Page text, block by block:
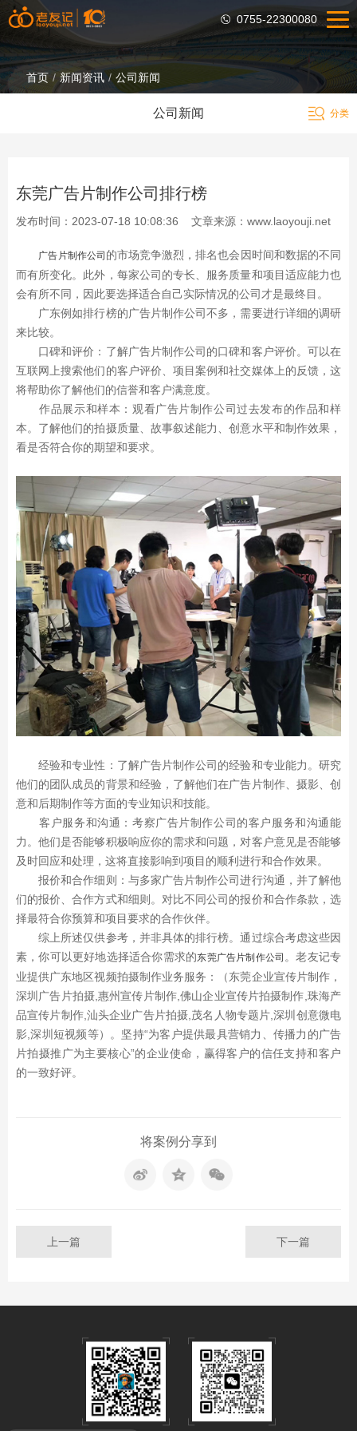
0755-22300080
首页 / 新闻资讯 / 公司新闻
公司新闻
东莞广告片制作公司排行榜
发布时间：2023-07-18 10:08:36 文章来源：www.laoyouji.net
广告片制作公司 的市场竞争激烈，排名也会因时间和数据的不同
而有所变化。此外，每家公司的专长、服务质量和项目适应能力也
会有所不同，因此要选择适合自己实际情况的公司才是最终目。
广东例如排行榜的广告片制作公司不多，需要进行详细的调研
来比较。
口碑和评价：了解广告片制作公司的口碑和客户评价。可以在
互联网上搜索他们的客户评价、项目案例和社交媒体上的反馈，这
将帮助你了解他们的信誉和客户满意度。
作品展示和样本：观看广告片制作公司过去发布的作品和样
本。了解他们的拍摄质量、故事叙述能力、创意水平和制作效果，
看是否符合你的期望和要求。
经验和专业性：了解广告片制作公司的经验和专业能力。研究
他们的团队成员的背景和经验，了解他们在广告片制作、摄影、创
意和后期制作等方面的专业知识和技能。
客户服务和沟通：考察广告片制作公司的客户服务和沟通能
力。他们是否能够积极响应你的需求和问题，对客户意见是否能够
及时回应和处理，这将直接影响到项目的顺利进行和合作效果。
报价和合作细则：与多家广告片制作公司进行沟通，并了解他
们的报价、合作方式和细则。对比不同公司的报价和合作条款，选
择最符合你预算和项目要求的合作伙伴。
综上所述仅供参考，并非具体的排行榜。通过综合考虑这些因
素，你可以更好地选择适合你需求的东莞广告片制作公司 。老友记专
业提供广东地区视频拍摄制作业务服务：（东莞企业宣传片制作，
深圳广告片拍摄,惠州宣传片制作,佛山企业宣传片拍摄制作,珠海产
品宣传片制作,汕头企业广告片拍摄,茂名人物专题片,深圳创意微电
影,深圳短视频等）。坚持“为客户提供最具营销力、传播力的广告
片拍摄推广为主要核心”的企业使命，赢得客户的信任支持和客户
的一致好评。
将案例分享到
上一篇 下一篇